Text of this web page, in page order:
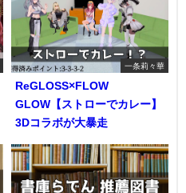
一条莉々華
ReGLOSS×FLOW
GLOW【ストローでカレー】
3Dコラボが大暴走